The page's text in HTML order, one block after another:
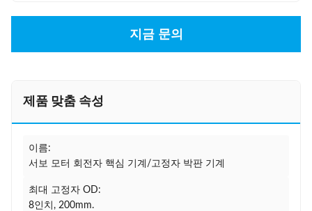
지금 문의
제품 맞춤 속성
이름:
서보 모터 회전자 핵심 기계/고정자 박판 기계
최대 고정자 OD:
8인치, 200mm.